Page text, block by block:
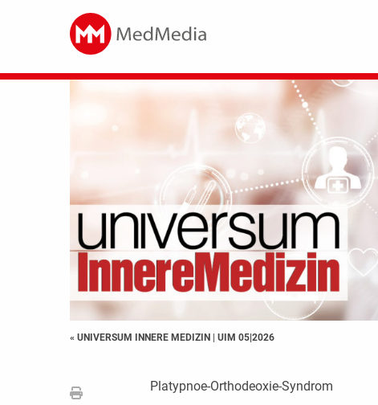
« UNIVERSUM INNERE MEDIZIN | UIM 05|2026
Platypnoe-Orthodeoxie-Syndrom